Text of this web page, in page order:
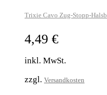
Trixie Cavo Zug-Stopp-
4,49 €
inkl. MwSt.
zzgl. Versandkosten